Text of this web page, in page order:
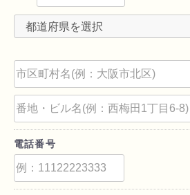
電話番号